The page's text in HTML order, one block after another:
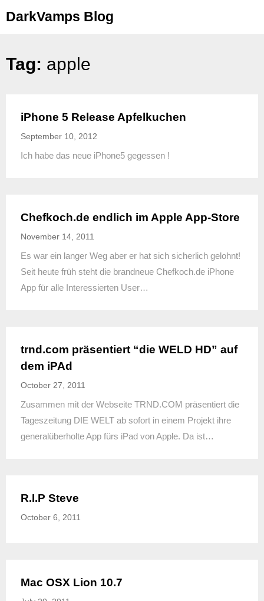
toDarkVamps Blog
Tag: apple
iPhone 5 Release Apfelkuchen
September 10, 2012
Ich habe das neue iPhone5 gegessen !
Chefkoch.de endlich im Apple App-Store
November 14, 2011
Es war ein langer Weg aber er hat sich sicherlich gelohnt!
Seit heute früh steht die brandneue Chefkoch.de iPhone
App für alle Interessierten User…
trnd.com präsentiert “die WELD HD” auf
dem iPAd
October 27, 2011
Zusammen mit der Webseite TRND.COM präsentiert die
Tageszeitung DIE WELT ab sofort in einem Projekt ihre
generalüberholte App fürs iPad von Apple. Da ist…
R.I.P Steve
October 6, 2011
Mac OSX Lion 10.7